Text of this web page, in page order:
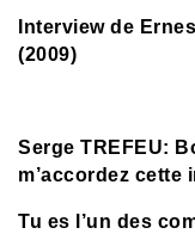
Interview de
(2009)
Serge TREFEU:
m’accordez cette
Tu es l’un des